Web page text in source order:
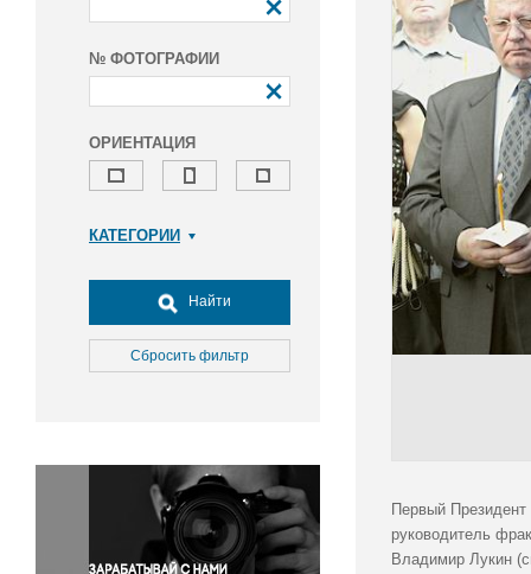
№ ФОТОГРАФИИ
ОРИЕНТАЦИЯ
КАТЕГОРИИ
Досуг, туризм и отдых
Культура
Медицина
Окружающая среда
Политика
Правосудие
Происшествия и конфликты
Найти
Сбросить фильтр
Первый
руководитель
Владимир Лукин